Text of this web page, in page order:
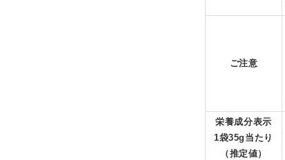
ご注意
栄養成分表示
1袋35g当たり
（推定値）